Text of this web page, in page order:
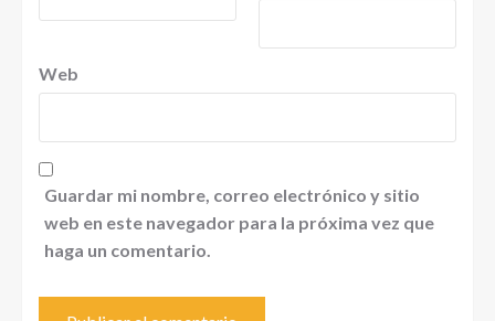
Web
Guardar mi nombre, correo electrónico y sitio
web en este navegador para la próxima vez que
haga un comentario.